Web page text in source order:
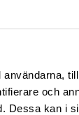
och
Dessa kan i